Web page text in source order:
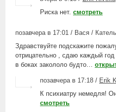
Риска нет. смотреть
позавчера в 17:01 / Вася /
Здравствуйте подскажите
отрицательно , сдаю каждый
в боках закололо будто…
позавчера в 17:18 / Erik
К психиатру немедля!
смотреть